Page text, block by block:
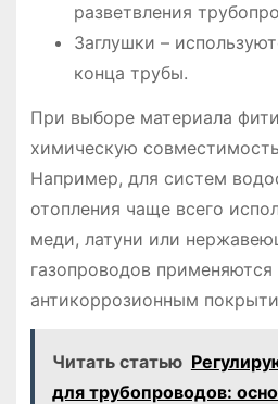
разветвления
Заглушки –
конца трубы.
При выборе материала
химическую
Например, для систем
отопления чаще всего
меди, латуни или
газопроводов
антикоррозионным
Читать статью
для трубопроводов: